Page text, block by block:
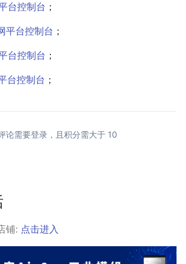
台控制台 ；
平台控制台 ；
台控制台 ；
台控制台 ；
论需要登录，且积分需大于 10
铺: 点击进入